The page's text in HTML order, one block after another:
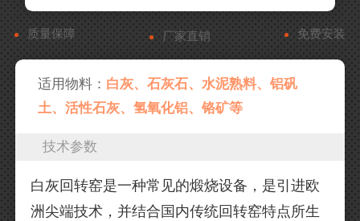
质量保障 厂家直销 免费安装
适用物料： 白灰、石灰石、水泥熟料、铝矾
土、活性石灰、氢氧化铝、铬矿等
技术参数
白灰回转窑是一种常见的煅烧设备，是引进欧
洲尖端技术，并结合国内传统回转窑特点所生